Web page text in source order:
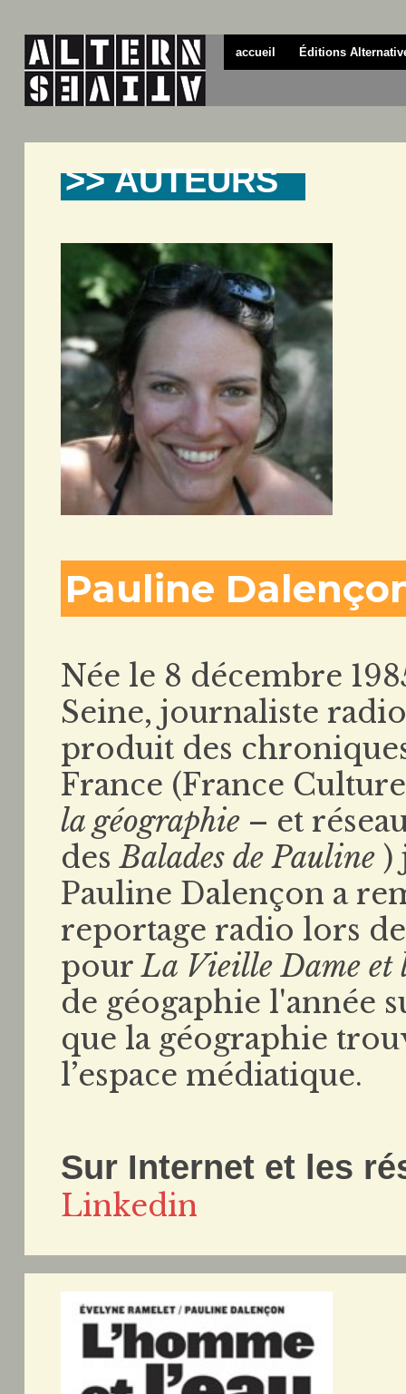
accueil Éditions
>> AUTEURS
Pauline
Née le 8 décembre
Seine, journaliste
produit des
France (France
la géographie – et
desBalades de Pauline )
Pauline Dalençon a
reportage radio lors
pourLa Vieille Dame et
de géogaphie l'année
que la géographie
l’espace médiatique.
Sur Internet et les
Linkedin